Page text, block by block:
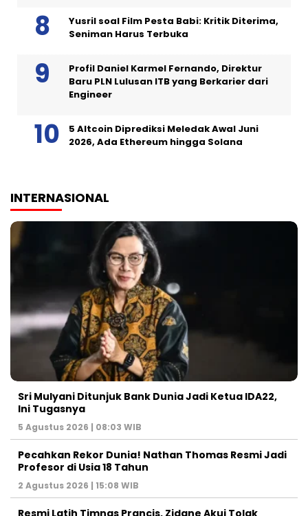
Yusril soal Film Pesta Babi: Kritik Diterima,
Seniman Harus Terbuka
Profil Daniel Karmel Fernando, Direktur
Baru PLN Lulusan ITB yang Berkarier dari
Engineer
5 Altcoin Diprediksi Meledak Awal Juni
2026, Ada Ethereum hingga Solana
INTERNASIONAL
Sri Mulyani Ditunjuk Bank Dunia Jadi Ketua IDA22,
Ini Tugasnya
5 Agustus 2026 | 08:03 WIB
Pecahkan Rekor Dunia! Nathan Thomas Resmi Jadi
Profesor di Usia 18 Tahun
2 Agustus 2026 | 15:08 WIB
Resmi Latih Timnas Prancis, Zidane Akui Tolak